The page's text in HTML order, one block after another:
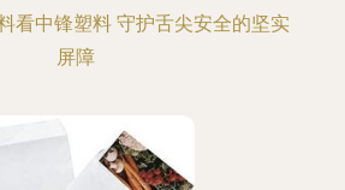
看中锋塑料 守护舌尖安全的坚实
屏障